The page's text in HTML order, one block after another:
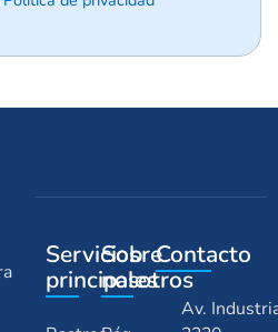
Servicios
principales
Sobre
nosotros
Contacto
Av.